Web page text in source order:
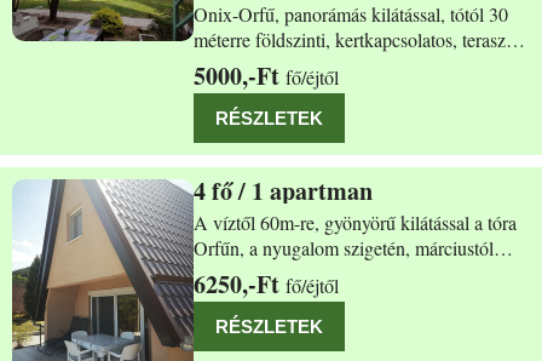
Onix-Orfű, panorámás kilátással, tótól 30
méterre földszinti, kertkapcsolatos, teraszos
apartman. Jöjjön és töltsön el pár
felejthetetlen napot nálunk és élvezze
vendégszeretetünket. Jól felszerelt,
klimatizált, berendezett apartmannal (1
háló
5000,-Ft fő/éjtől
RÉSZLETEK
4 / 1 apartman
Orfű Dollár út 19/6
A víztől 60m-re, gyönyörű kilátással a tóra
Orfűn, a nyugalom szigetén, márciustól
november végéig kiadó egy 4 fős szigetelt
nyaraló. A nyaralóban jól felszerelt konyha,
zuhanyzó, étkező sarok, az emeleten kettő
hálószoba található. Két terasz
6250,-Ft fő/éjtől
RÉSZLETEK